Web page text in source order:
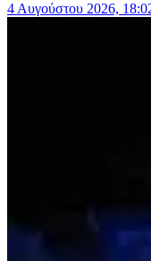
4 Αυγούστου 2026,